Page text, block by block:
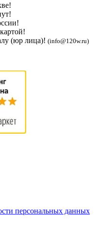
(юр лица)! (info@120w.ru)
персональных данных